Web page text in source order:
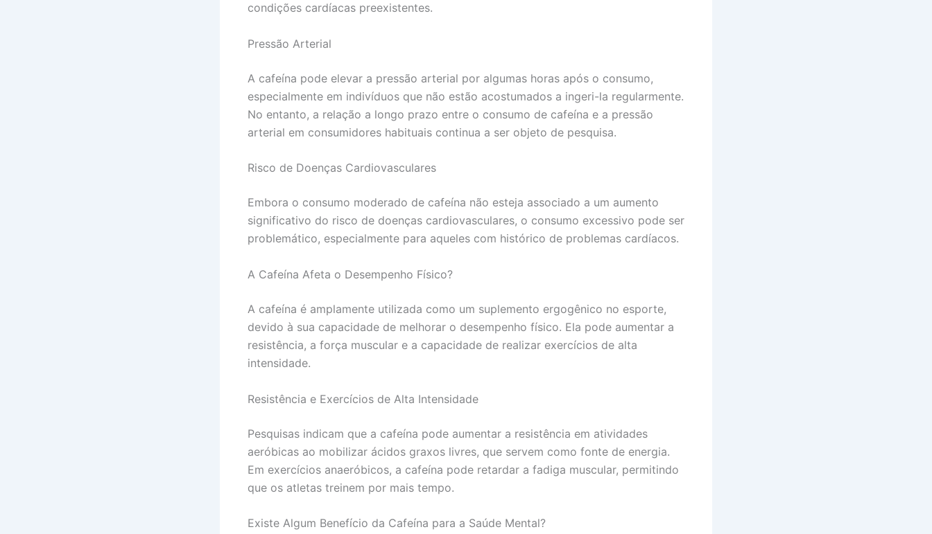
condições cardíacas preexistentes.
Pressão Arterial
A cafeína pode elevar a pressão arterial por algumas horas após o consumo,
especialmente em indivíduos que não estão acostumados a ingeri-la regularmente.
No entanto, a relação a longo prazo entre o consumo de cafeína e a pressão
arterial em consumidores habituais continua a ser objeto de pesquisa.
Risco de Doenças Cardiovasculares
Embora o consumo moderado de cafeína não esteja associado a um aumento
significativo do risco de doenças cardiovasculares, o consumo excessivo pode ser
problemático, especialmente para aqueles com histórico de problemas cardíacos.
A Cafeína Afeta o Desempenho Físico?
A cafeína é amplamente utilizada como um suplemento ergogênico no esporte,
devido à sua capacidade de melhorar o desempenho físico. Ela pode aumentar a
resistência, a força muscular e a capacidade de realizar exercícios de alta
intensidade.
Resistência e Exercícios de Alta Intensidade
Pesquisas indicam que a cafeína pode aumentar a resistência em atividades
aeróbicas ao mobilizar ácidos graxos livres, que servem como fonte de energia.
Em exercícios anaeróbicos, a cafeína pode retardar a fadiga muscular, permitindo
que os atletas treinem por mais tempo.
Existe Algum Benefício da Cafeína para a Saúde Mental?